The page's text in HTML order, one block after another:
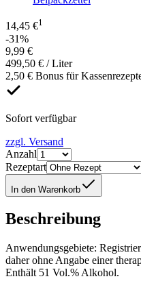
14,45 €1
-31%
9,99 €
499,50 € / Liter
2,50 € Bonus für
Sofort verfügbar
zzgl. Versand
Anzahl
Rezeptart
In den Warenkorb
Beschreibung
Anwendungsgebiete:
daher ohne Angabe einer
Enthält 51 Vol.% Alkohol.